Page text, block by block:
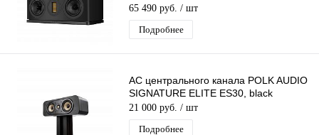
65 490 руб. / шт
Подробнее
АС центрального канала POLK AUDIO
SIGNATURE ELITE ES30, black
21 000 руб. / шт
Подробнее